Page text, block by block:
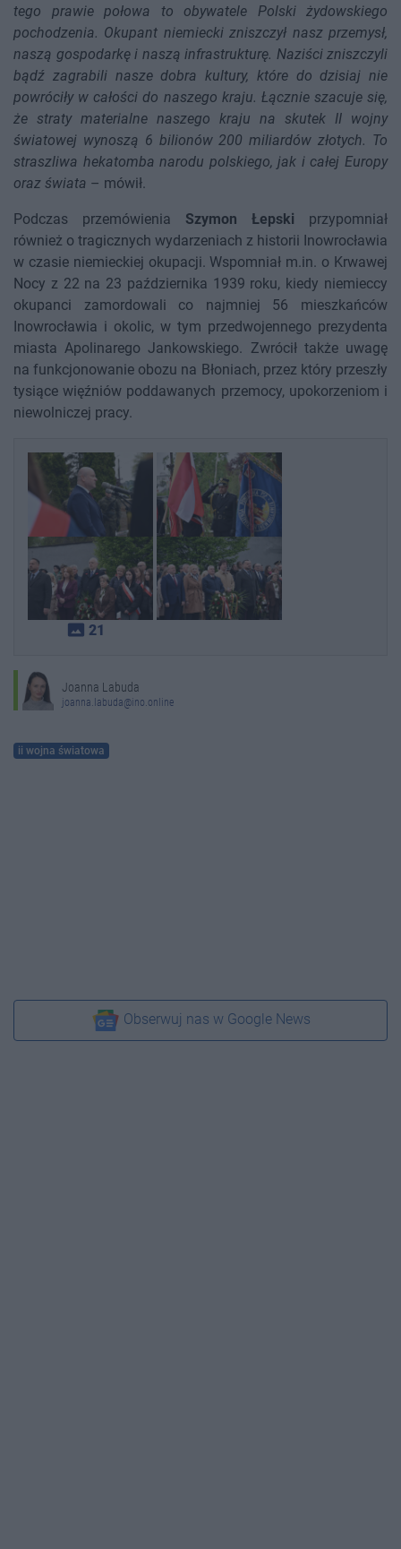
tego prawie połowa to obywatele Polski żydowskiego
pochodzenia. Okupant niemiecki zniszczył nasz przemysł,
naszą gospodarkę i naszą infrastrukturę. Naziści zniszczyli
bądź zagrabili nasze dobra kultury, które do dzisiaj nie
powróciły w całości do naszego kraju. Łącznie szacuje się,
że straty materialne naszego kraju na skutek II wojny
światowej wynoszą 6 bilionów 200 miliardów złotych. To
straszliwa hekatomba narodu polskiego, jak i całej Europy
oraz świata – mówił.
Podczas przemówienia Szymon Łepski przypomniał
również o tragicznych wydarzeniach z historii Inowrocławia
w czasie niemieckiej okupacji. Wspomniał m.in. o Krwawej
Nocy z 22 na 23 października 1939 roku, kiedy niemieccy
okupanci zamordowali co najmniej 56 mieszkańców
Inowrocławia i okolic, w tym przedwojennego prezydenta
miasta Apolinarego Jankowskiego. Zwrócił także uwagę
na funkcjonowanie obozu na Błoniach, przez który przeszły
tysiące więźniów poddawanych przemocy, upokorzeniom i
niewolniczej pracy.
photo_size_select_actual 21
Joanna Labuda
joanna.labuda@ino.online
ii wojna światowa
Obserwuj nas w Google News